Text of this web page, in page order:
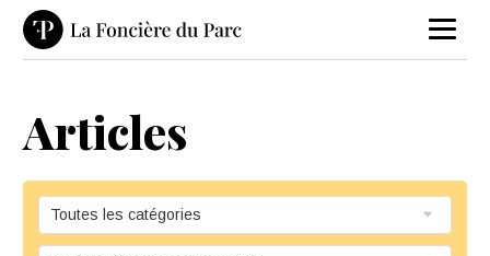
Articles